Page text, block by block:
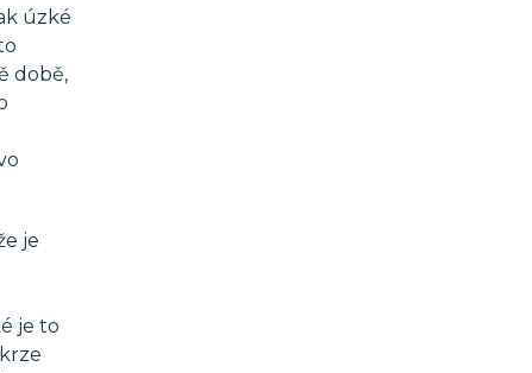
úzké
době,
je
je to